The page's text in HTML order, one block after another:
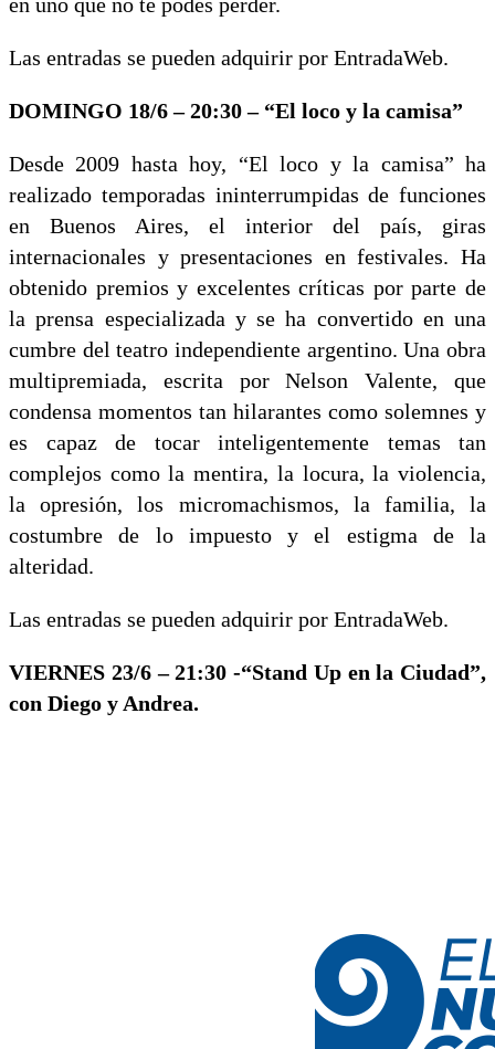
Las entradas se pueden adquirir por EntradaWeb.
DOMINGO 18/6 – 20:30 – “El loco y la camisa”
Desde 2009 hasta hoy, “El loco y la camisa” ha
realizado temporadas ininterrumpidas de funciones
en Buenos Aires, el interior del país, giras
internacionales y presentaciones en festivales. Ha
obtenido premios y excelentes críticas por parte de
la prensa especializada y se ha convertido en una
cumbre del teatro independiente argentino. Una obra
multipremiada, escrita por Nelson Valente, que
condensa momentos tan hilarantes como solemnes y
es capaz de tocar inteligentemente temas tan
complejos como la mentira, la locura, la violencia,
la opresión, los micromachismos, la familia, la
costumbre de lo impuesto y el estigma de la
alteridad.
Las entradas se pueden adquirir por EntradaWeb.
VIERNES 23/6 – 21:30 -“Stand Up en la Ciudad”,
con Diego y Andrea.